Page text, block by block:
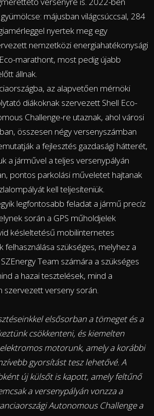
májusban világcsúccsal, 284
nyertek meg egy
nemzetközi energiahatékonysági
marathont, most pedig újabb
állnak.
az alapvetően mérnöki
diákoknak szervezett Shell Eco-
Challenge-re utaznak, ahol városi
összesen négy versenyszámban
a fejlesztés gazdasági hátterét,
a járművel a teljes versenypályán
pontos parkolási műveletet hajtanak
kell teljesíteniük.
legfontosabb feladat a jármű precíz
során a GPS műholdjelek
késleltetésű mobilinternetes
felhasználása szükséges, melyhez a
Team számára a szükséges
a hazai tesztelések, mind a
szervezett verseny során.
elsősorban a tömeget és a
csökkenteni, és kiemelten
motorunk, amely a korábbi
gyorsítást tesz lehetővé. A
új külsőt is kapott, amely feltűnő
a versenypályán vonzza a
Autonomous Challenge a